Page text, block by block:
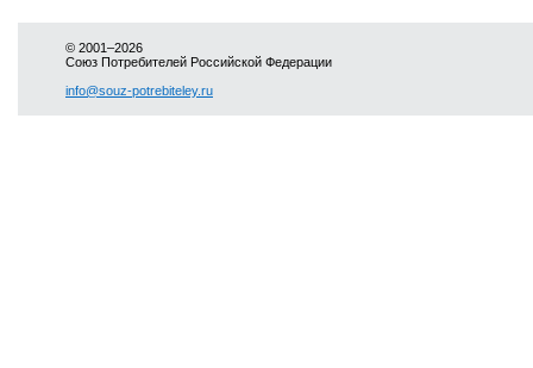
© 2001–2026
Союз Потребителей Российской Федерации
info@souz-potrebiteley.ru